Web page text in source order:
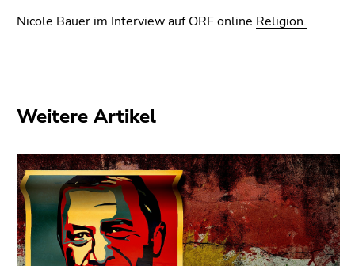
Nicole Bauer im Interview auf ORF online Religion.
Weitere Artikel